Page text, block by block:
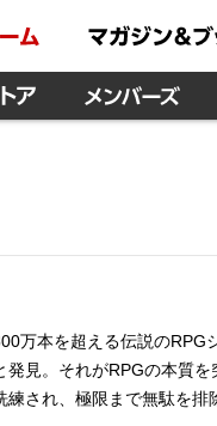
万本を超える伝説のRPG
発見。それがRPGの本質を
練され、極限まで無駄を排